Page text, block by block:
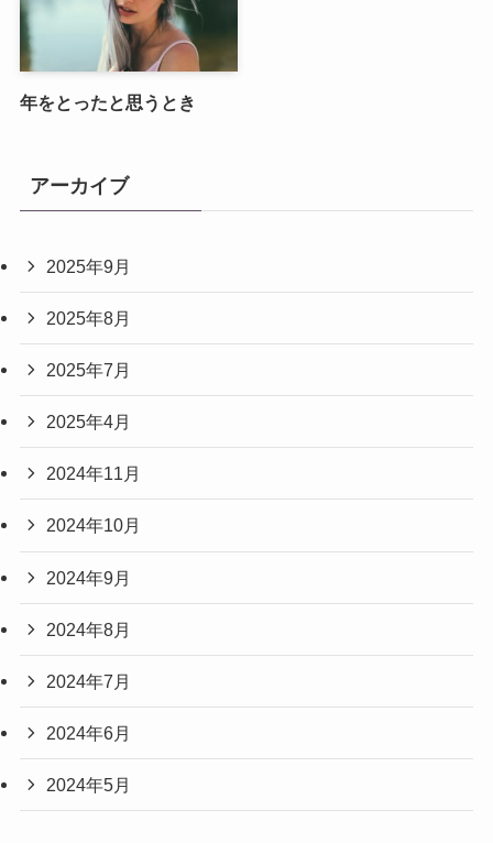
年をとったと思うとき
アーカイブ
2025年9月
2025年8月
2025年7月
2025年4月
2024年11月
2024年10月
2024年9月
2024年8月
2024年7月
2024年6月
2024年5月